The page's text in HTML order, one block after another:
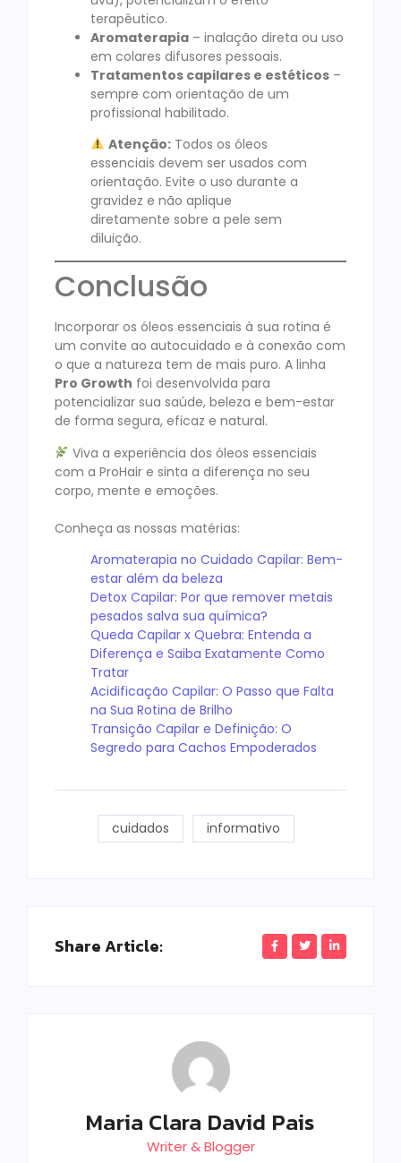
terapêutico.
Aromaterapia – inalação direta ou uso
em colares difusores pessoais.
Tratamentos capilares e estéticos –
sempre com orientação de um
profissional habilitado.
Atenção:Todos os óleos
essenciais devem ser usados com
orientação. Evite o uso durante a
gravidez e não aplique
diretamente sobre a pele sem
diluição.
Conclusão
Incorporar os óleos essenciais à sua rotina é
um convite ao autocuidado e à conexão com
o que a natureza tem de mais puro. A linha
Pro Growth foi desenvolvida para
potencializar sua saúde, beleza e bem-estar
de forma segura, eficaz e natural.
Viva a experiência dos óleos essenciais
com a ProHair e sinta a diferença no seu
corpo, mente e emoções.
Conheça as nossas matérias:
Aromaterapia no Cuidado Capilar: Bem-
estar além da beleza
Detox Capilar: Por que remover metais
pesados salva sua química?
Queda Capilar x Quebra: Entenda a
Diferença e Saiba Exatamente Como
Tratar
Acidificação Capilar: O Passo que Falta
na Sua Rotina de Brilho
Transição Capilar e Definição: O
Segredo para Cachos Empoderados
cuidados informativo
Share Article:
Maria Clara David Pais
Writer & Blogger